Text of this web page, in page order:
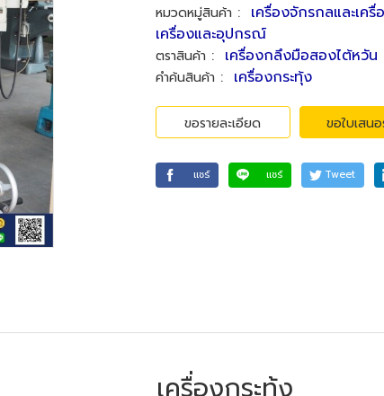
หมวดหมู่สินค้า: เครื่องจักรกลและเค
เครื่องและอุปกรณ์
ตราสินค้า: เครื่องกลึงมือสองไต้หวั
คำค้นสินค้า: เครื่องกระทุ้ง
ขอรายละเอียด ขอใบเสนอ
แชร์ แชร์ Tweet